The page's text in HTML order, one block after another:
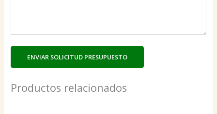
Productos relacionados